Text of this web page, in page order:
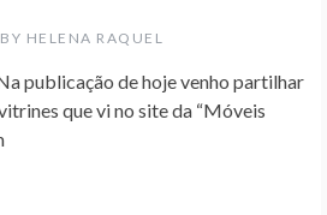
BY HELENA RAQUEL
publicação de hoje venho partilhar
que vi no site da “Móveis